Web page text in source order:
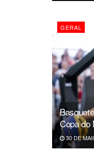
GERAL
Copa do
30 DE